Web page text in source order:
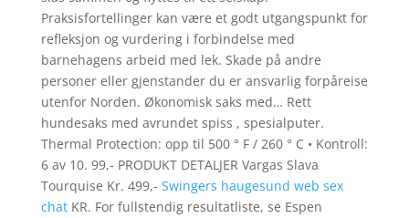
Praksisfortellinger kan være et godt utgangspunkt for
refleksjon og vurdering i forbindelse med
barnehagens arbeid med lek. Skade på andre
personer eller gjenstander du er ansvarlig forpåreise
utenfor Norden. Økonomisk saks med… Rett
hundesaks med avrundet spiss , spesialputer.
Thermal Protection: opp til 500 ° F / 260 ° C • Kontroll:
6 av 10. 99,- PRODUKT DETALJER Vargas Slava
Tourquise Kr. 499,- Swingers haugesund web sex
chatKR. For fullstendig resultatliste, se Espen